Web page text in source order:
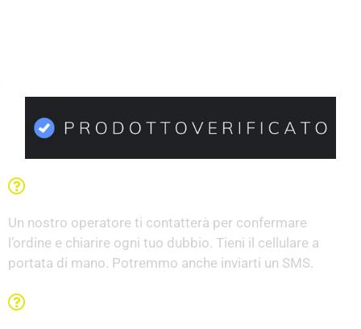
Un nostro operatore ti contatterà per confermare
l’ordine e chiarire ogni tuo dubbio. Tieni il cellulare a
portata di mano. Potremmo anche inviarti un SMS.